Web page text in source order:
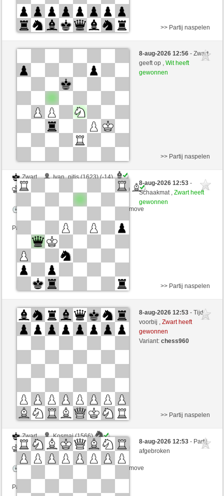
Wit
Ivan_pitis (1609)
Speelduur: 2 minutes/side + 1 seconds/move
>> Partij naspelen
8-aug-2026 12:56- Zwart
geeft op ,Wit heeft
gewonnen
Zwart
Ivan_pitis (1623) (-14)
Wit
RubiusAndorra (1667) (+14)
Speelduur: 2 minutes/side + 1 seconds/move
Partij telt mee voor de ranglijst
>> Partij naspelen
8-aug-2026 12:53-
Schaakmat ,Zwart heeft
gewonnen
Wit
Ivan_pitis (1638) (-15)
Zwart
RubiusAndorra (1652) (+15)
Speelduur: 2 minutes/side + 1 seconds/move
>> Partij naspelen
8-aug-2026 12:53- Tijd
voorbij ,Zwart heeft
gewonnen
Variant:chess960
Zwart
Kosmaj (1566)
Wit
RubiusAndorra (1652)
Speelduur: 4 minutes/side + 0 seconds/move
Partij telt mee voor de ranglijst
>> Partij naspelen
8-aug-2026 12:53- Partij
afgebroken